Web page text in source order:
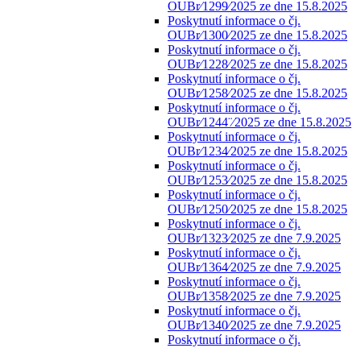
OUBr⁄1299⁄2025 ze dne 15.8.2025
Poskytnutí informace o čj.
OUBr⁄1300⁄2025 ze dne 15.8.2025
Poskytnutí informace o čj.
OUBr⁄1228⁄2025 ze dne 15.8.2025
Poskytnutí informace o čj.
OUBr⁄1258⁄2025 ze dne 15.8.2025
Poskytnutí informace o čj.
OUBr⁄1244¨⁄2025 ze dne 15.8.2025
Poskytnutí informace o čj.
OUBr⁄1234⁄2025 ze dne 15.8.2025
Poskytnutí informace o čj.
OUBr⁄1253⁄2025 ze dne 15.8.2025
Poskytnutí informace o čj.
OUBr⁄1250⁄2025 ze dne 15.8.2025
Poskytnutí informace o čj.
OUBr⁄1323⁄2025 ze dne 7.9.2025
Poskytnutí informace o čj.
OUBr⁄1364⁄2025 ze dne 7.9.2025
Poskytnutí informace o čj.
OUBr⁄1358⁄2025 ze dne 7.9.2025
Poskytnutí informace o čj.
OUBr⁄1340⁄2025 ze dne 7.9.2025
Poskytnutí informace o čj.